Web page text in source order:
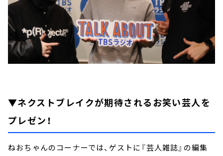
▼ネクストブレイクが期待されるお笑い芸人を
プレゼン！
ねおちゃんのコーナーでは、ゲストに『芸人雑誌』の編集